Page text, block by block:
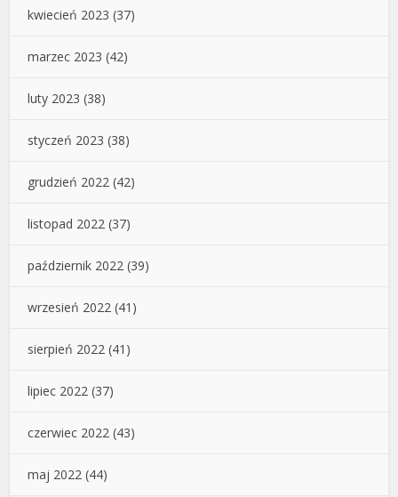
kwiecień 2023 (37)
marzec 2023 (42)
luty 2023 (38)
styczeń 2023 (38)
grudzień 2022 (42)
listopad 2022 (37)
październik 2022 (39)
wrzesień 2022 (41)
sierpień 2022 (41)
lipiec 2022 (37)
czerwiec 2022 (43)
maj 2022 (44)